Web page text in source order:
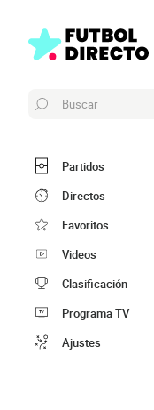
Buscar
Partidos
Directos
Favoritos
Videos
Clasificación
Programa TV
Ajustes